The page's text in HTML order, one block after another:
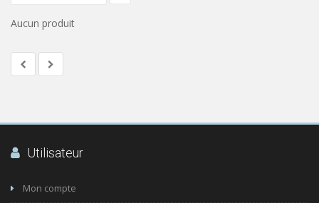
Aucun produit
Utilisateur
Mon compte